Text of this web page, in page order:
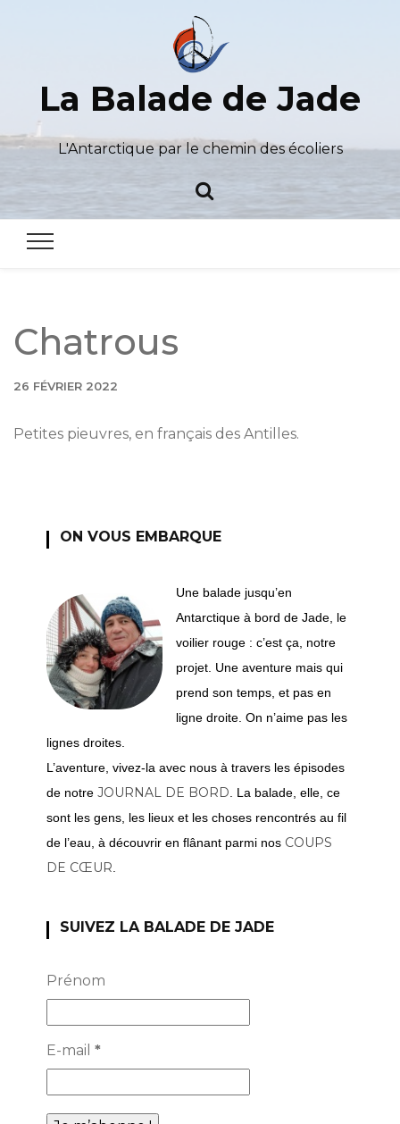
La Balade de Jade
L'Antarctique par le chemin des écoliers
Chatrous
26 FÉVRIER 2022
Petites pieuvres, en français des Antilles.
ON VOUS EMBARQUE
Une balade jusqu’en
Antarctique à bord de Jade, le
voilier rouge : c’est ça, notre
projet. Une aventure mais qui
prend son temps, et pas en
ligne droite. On n’aime pas les
lignes droites.
L’aventure, vivez-la avec nous à travers les épisodes
de notreJOURNAL DE BORD . La balade, elle, ce
sont les gens, les lieux et les choses rencontrés au fil
de l’eau, à découvrir en flânant parmi nos COUPS
DE CŒUR
SUIVEZ LA BALADE DE JADE
Prénom
E-mail *